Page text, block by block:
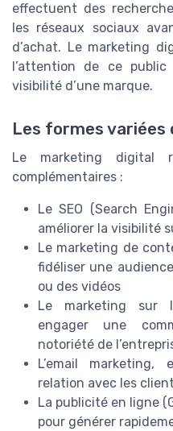
effectuent des
les réseaux sociaux
d’achat. Le marketing
l’attention de ce
visibilité d’une marque.
Les formes
Le marketing digital
complémentaires :
Le SEO (Search
améliorer la visibilité
Le marketing de
fidéliser une
ou des vidéos
Le marketing sur
engager une
notoriété de
L’email
relation avec les
La publicité en ligne
pour générer